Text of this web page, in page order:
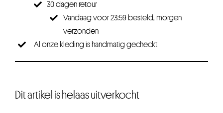
30 dagen retour
Vandaag voor 23:59 besteld, morgen
verzonden
Al onze kleding is handmatig gecheckt
Dit artikel is helaas uitverkocht